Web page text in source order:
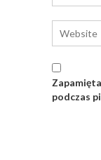
podczas